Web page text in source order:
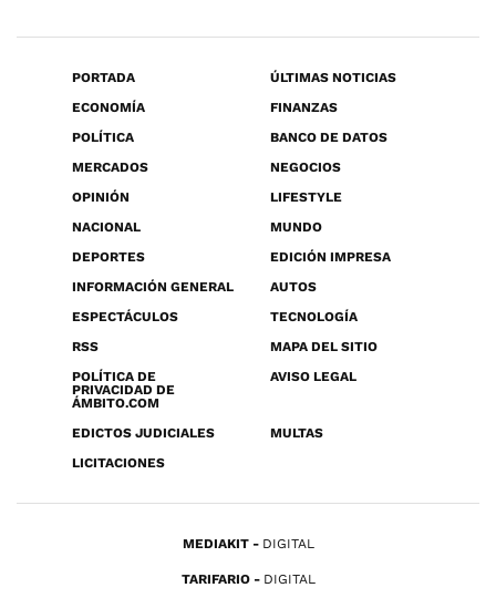
PORTADA
ÚLTIMAS NOTICIAS
ECONOMÍA
FINANZAS
POLÍTICA
BANCO DE DATOS
MERCADOS
NEGOCIOS
OPINIÓN
LIFESTYLE
NACIONAL
MUNDO
DEPORTES
EDICIÓN IMPRESA
INFORMACIÓN GENERAL
AUTOS
ESPECTÁCULOS
TECNOLOGÍA
RSS
MAPA DEL SITIO
POLÍTICA DE
PRIVACIDAD DE
ÁMBITO.COM
AVISO LEGAL
EDICTOS JUDICIALES
MULTAS
LICITACIONES
MEDIAKIT DIGITAL
TARIFARIO DIGITAL